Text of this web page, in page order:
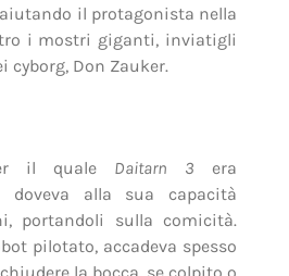
il protagonista nella
i mostri giganti, inviatigli
cyborg, Don Zauker.
il quale Daitarn 3 era
alla sua capacità
portandoli sulla comicità.
pilotato, accadeva spesso